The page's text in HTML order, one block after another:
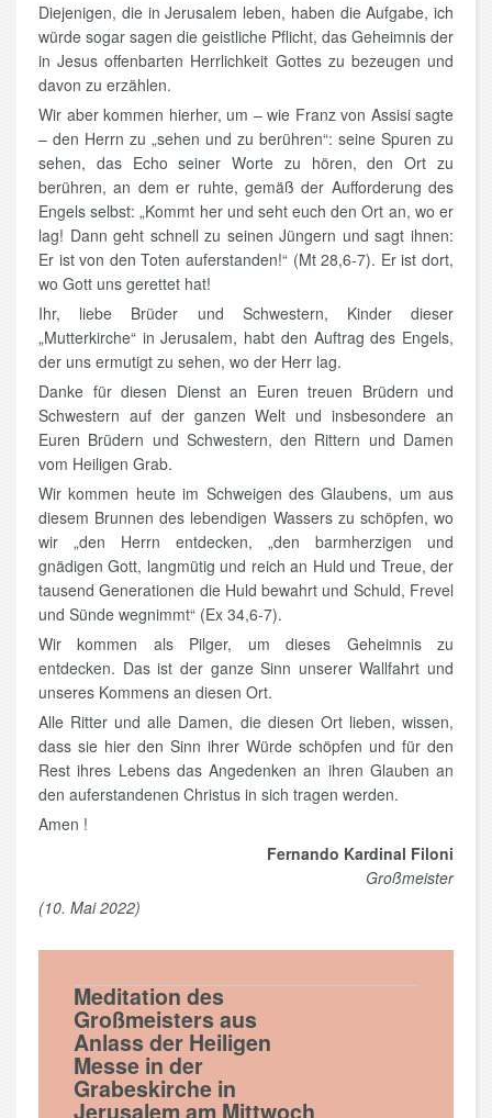
Diejenigen, die in Jerusalem leben, haben die Aufgabe, ich
würde sogar sagen die geistliche Pflicht, das Geheimnis der
in Jesus offenbarten Herrlichkeit Gottes zu bezeugen und
davon zu erzählen.
Wir aber kommen hierher, um – wie Franz von Assisi sagte
– den Herrn zu „sehen und zu berühren“: seine Spuren zu
sehen, das Echo seiner Worte zu hören, den Ort zu
berühren, an dem er ruhte, gemäß der Aufforderung des
Engels selbst: „Kommt her und seht euch den Ort an, wo er
lag! Dann geht schnell zu seinen Jüngern und sagt ihnen:
Er ist von den Toten auferstanden!“ (Mt 28,6-7). Er ist dort,
wo Gott uns gerettet hat!
Ihr, liebe Brüder und Schwestern, Kinder dieser
„Mutterkirche“ in Jerusalem, habt den Auftrag des Engels,
der uns ermutigt zu sehen, wo der Herr lag.
Danke für diesen Dienst an Euren treuen Brüdern und
Schwestern auf der ganzen Welt und insbesondere an
Euren Brüdern und Schwestern, den Rittern und Damen
vom Heiligen Grab.
Wir kommen heute im Schweigen des Glaubens, um aus
diesem Brunnen des lebendigen Wassers zu schöpfen, wo
wir „den Herrn entdecken, „den barmherzigen und
gnädigen Gott, langmütig und reich an Huld und Treue, der
tausend Generationen die Huld bewahrt und Schuld, Frevel
und Sünde wegnimmt“ (Ex 34,6-7).
Wir kommen als Pilger, um dieses Geheimnis zu
entdecken. Das ist der ganze Sinn unserer Wallfahrt und
unseres Kommens an diesen Ort.
Alle Ritter und alle Damen, die diesen Ort lieben, wissen,
dass sie hier den Sinn ihrer Würde schöpfen und für den
Rest ihres Lebens das Angedenken an ihren Glauben an
den auferstandenen Christus in sich tragen werden.
Amen !
Fernando Kardinal Filoni
Großmeister
(10. Mai 2022)
Meditation des
Großmeisters aus
Anlass der Heiligen
Messe in der
Grabeskirche in
Jerusalem am Mittwoch